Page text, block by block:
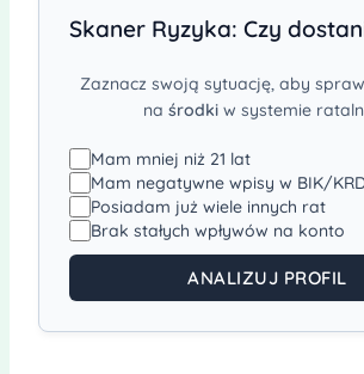
Skaner Ryzyka: Czy
Zaznacz swoją sytuację, aby
na środkiw systemie
Mam mniej niż 21 lat
Mam negatywne wpisy w BIK/
Posiadam już wiele innych rat
Brak stałych wpływów na konto
ANALIZUJ PROFIL